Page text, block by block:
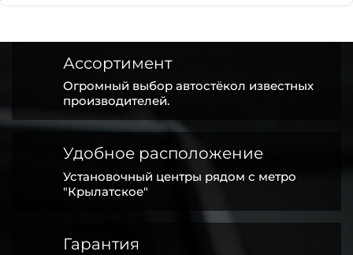
Ассортимент
Огромный выбор автостёкол известных
производителей.
Удобное расположение
Установочный центры рядом с метро
"Крылатское"
Гарантия